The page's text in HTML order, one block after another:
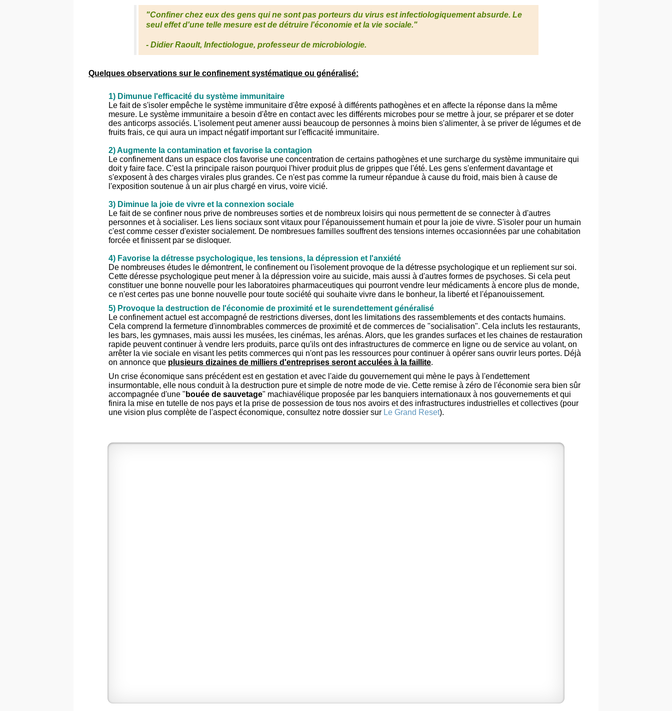
"Confiner chez eux des gens qui ne sont pas porteurs du virus est infectiologiquement absurde. Le
seul effet d'une telle mesure est de détruire l'économie et la vie sociale."
- Didier Raoult, Infectiologue, professeur de microbiologie.
Quelques observations sur le confinement systématique ou généralisé:
1) Dimunue l'efficacité du système immunitaire
Le fait de s'isoler empêche le système immunitaire d'être exposé à différents pathogènes et en affecte la réponse dans la même
mesure. Le système immunitaire a besoin d'être en contact avec les différents microbes pour se mettre à jour, se préparer et se doter
des anticorps associés. L'isolement peut amener aussi beaucoup de personnes à moins bien s'alimenter, à se priver de légumes et de
fruits frais, ce qui aura un impact négatif important sur l'efficacité immunitaire.
2) Augmente la contamination et favorise la contagion
Le confinement dans un espace clos favorise une concentration de certains pathogènes et une surcharge du système immunitaire qui
doit y faire face. C'est la principale raison pourquoi l'hiver produit plus de grippes que l'été. Les gens s'enferment davantage et
s'exposent à des charges virales plus grandes. Ce n'est pas comme la rumeur répandue à cause du froid, mais bien à cause de
l'exposition soutenue à un air plus chargé en virus, voire vicié.
3) Diminue la joie de vivre et la connexion sociale
Le fait de se confiner nous prive de nombreuses sorties et de nombreux loisirs qui nous permettent de se connecter à d'autres
personnes et à socialiser. Les liens sociaux sont vitaux pour l'épanouissement humain et pour la joie de vivre. S'isoler pour un humain
c'est comme cesser d'exister socialement. De nombresues familles souffrent des tensions internes occasionnées par une cohabitation
forcée et finissent par se disloquer.
4) Favorise la détresse psychologique, les tensions, la dépression et l'anxiété
De nombreuses études le démontrent, le confinement ou l'isolement provoque de la détresse psychologique et un repliement sur soi.
Cette déresse psychologique peut mener à la dépression voire au suicide, mais aussi à d'autres formes de psychoses. Si cela peut
constituer une bonne nouvelle pour les laboratoires pharmaceutiques qui pourront vendre leur médicaments à encore plus de monde,
ce n'est certes pas une bonne nouvelle pour toute société qui souhaite vivre dans le bonheur, la liberté et l'épanouissement.
5) Provoque la destruction de l'économie de proximité et le surendettement généralisé
Le confinement actuel est accompagné de restrictions diverses, dont les limitations des rassemblements et des contacts humains.
Cela comprend la fermeture d'innombrables commerces de proximité et de commerces de "socialisation". Cela incluts les restaurants,
les bars, les gymnases, mais aussi les musées, les cinémas, les arénas. Alors, que les grandes surfaces et les chaines de restauration
rapide peuvent continuer à vendre lers produits, parce qu'ils ont des infrastructures de commerce en ligne ou de service au volant, on
arrêter la vie sociale en visant les petits commerces qui n'ont pas les ressources pour continuer à opérer sans ouvrir leurs portes. Déjà
on annonce que plusieurs dizaines de milliers d'entreprises seront acculées à la faillite.
Un crise économique sans précédent est en gestation et avec l'aide du gouvernement qui mène le pays à l'endettement
insurmontable, elle nous conduit à la destruction pure et simple de notre mode de vie. Cette remise à zéro de l'économie sera bien sûr
accompagnée d'une " bouée de sauvetage" machiavélique proposée par les banquiers internationaux à nos gouvernements et qui
finira la mise en tutelle de nos pays et la prise de possession de tous nos avoirs et des infrastructures industrielles et collectives (pour
une vision plus complète de l'aspect économique, consultez notre dossier sur Le Grand Reset).